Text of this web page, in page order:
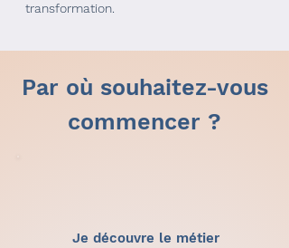
transformation.
Par où souhaitez-vous
commencer ?
Je découvre le métier